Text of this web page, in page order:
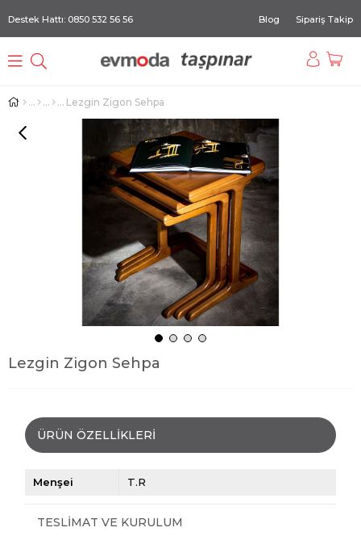
Destek Hattı: 0850 532 56 56 Blog Sipariş Takip
Lezgin Zigon Sehpa
Lezgin Zigon Sehpa
ÜRÜN ÖZELLIKLERI
Menşei T.R
TESLIMAT VE KURULUM